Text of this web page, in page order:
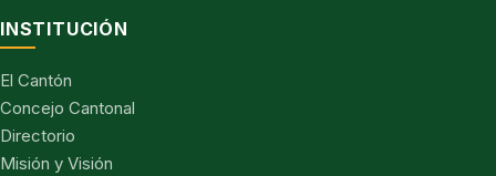
INSTITUCIÓN
El Cantón
Concejo Cantonal
Directorio
Misión y Visión